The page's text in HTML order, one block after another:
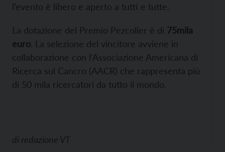
l’evento è libero e aperto a tutti e tutte.
La dotazione del Premio Pezcoller è di 75mila
euro. La selezione del vincitore avviene in
collaborazione con l’Associazione Americana di
Ricerca sul Cancro (AACR) che rappresenta più
di 50 mila ricercatori da tutto il mondo.
di redazione VT